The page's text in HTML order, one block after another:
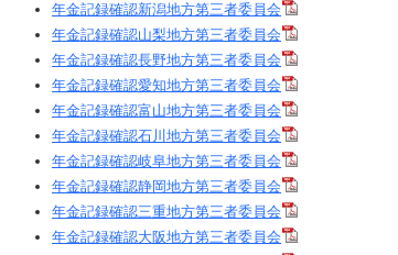
年金記録確認新潟地方第三者委員会
年金記録確認山梨地方第三者委員会
年金記録確認長野地方第三者委員会
年金記録確認愛知地方第三者委員会
年金記録確認富山地方第三者委員会
年金記録確認石川地方第三者委員会
年金記録確認岐阜地方第三者委員会
年金記録確認静岡地方第三者委員会
年金記録確認三重地方第三者委員会
年金記録確認大阪地方第三者委員会